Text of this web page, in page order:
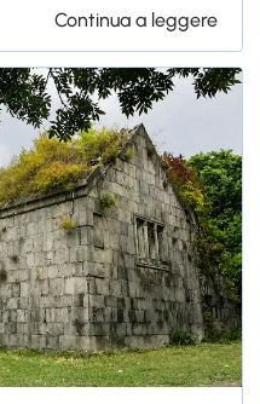
Continua a leggere